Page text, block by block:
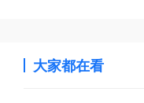
大家都在看